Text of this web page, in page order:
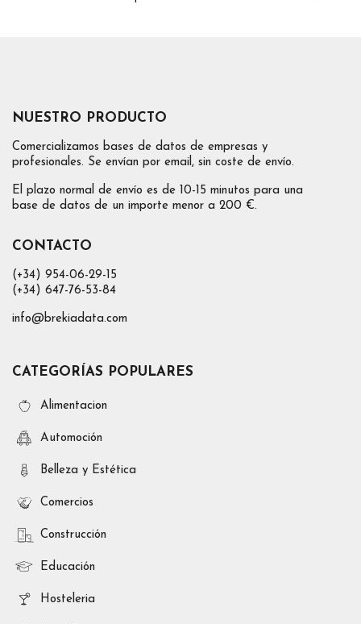
NUESTRO PRODUCTO
Comercializamos bases de datos de empresas y
profesionales. Se envían por email, sin coste de envío.
El plazo normal de envío es de 10-15 minutos para una
base de datos de un importe menor a 200 €.
CONTACTO
(+34) 954-06-29-15
(+34) 647-76-53-84
info@brekiadata.com
CATEGORÍAS POPULARES
Alimentacion
Automoción
Belleza y Estética
Comercios
Construcción
Educación
Hosteleria